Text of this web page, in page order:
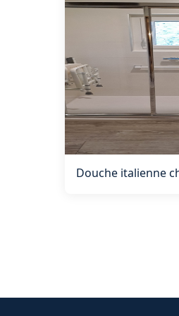
Douche italienne